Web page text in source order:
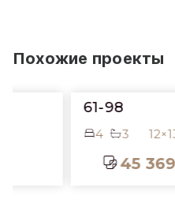
Похожие проекты
61-98
3 12×13 м
45 369 ₽